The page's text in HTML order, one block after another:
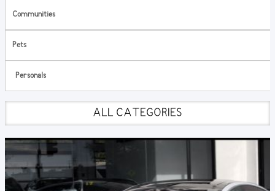
Communities
Pets
Personals
ALL CATEGORIES